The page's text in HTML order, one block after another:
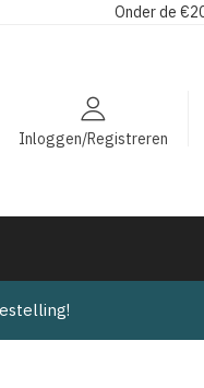
Onder de
Inloggen/Registreren